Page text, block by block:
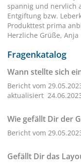
spannig und nervlich
Entgiftung bzw.
Produkttest prima
Herzliche Grüße, Anja
Fragenkatalog
Wann stellte sich
Bericht vom
aktualisiert
Wie gefällt Dir der
Bericht vom
Gefällt Dir das